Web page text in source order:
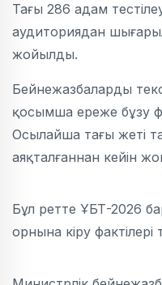
Тағы 286 адам
аудиториядан
жойылды.
Бейнежазбаларды
қосымша ереже бұзу
Осылайша тағы жеті
аяқталғаннан кейін
Бұл ретте ҰБТ-2026
орнына кіру фактілері